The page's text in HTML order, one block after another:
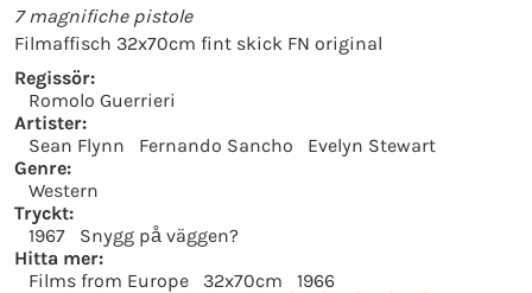
7 magnifiche pistole
Filmaffisch 32x70cm fint skick FN original
Regissör:
Romolo Guerrieri
Artister:
Sean Flynn
Fernando Sancho
Evelyn Stewart
Genre:
Western
Tryckt:
1967
Snygg på väggen?
Hitta mer:
Films from Europe
32x70cm 1966